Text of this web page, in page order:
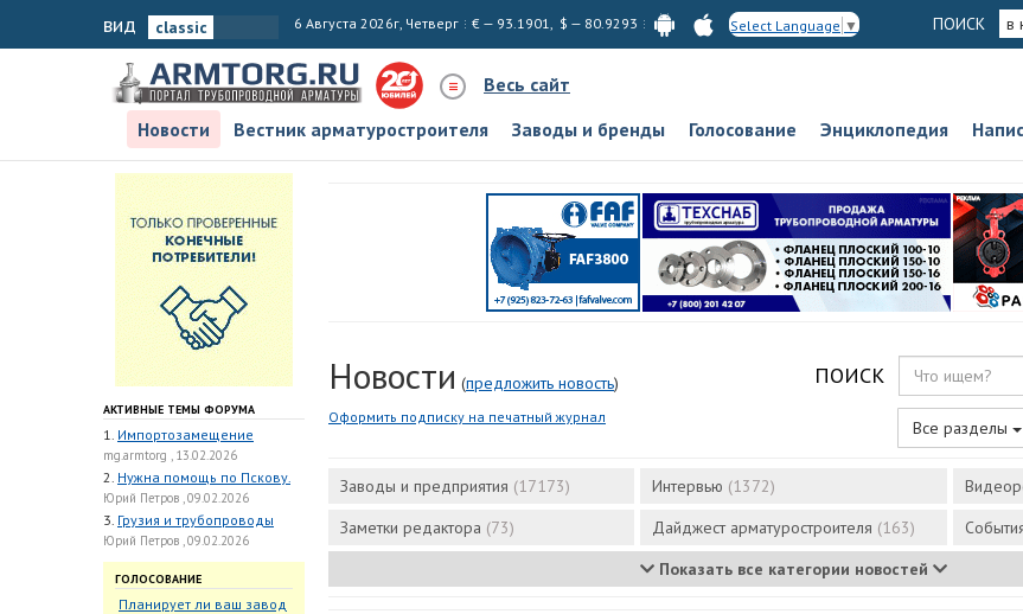
вид 6 Августа 2026г, Четверг € — 93.1901, $ — 80.9293 Select Language ▼ ПОИСК в
Весь сайт
Новости
Вестник арматуростроителя Заводы и бренды Голосование Энциклопедия
АКТИВНЫЕ ТЕМЫ ФОРУМА
1. Импортозамещение
mg.armtorg , 13.02.2026
2. Нужна помощь по Пскову.
Юрий Петров , 09.02.2026
3. Грузия и трубопроводы
Юрий Петров , 09.02.2026
ГОЛОСОВАНИЕ
Планирует ли ваш завод
Новости (предложить новость)
Оформить подписку на печатный журнал
ПОИСК
Все разделы
Заводы и предприятия (17173) Интервью (1372)
Заметки редактора (73) Дайджест арматуростроителя (163)
Показать все категории новостей